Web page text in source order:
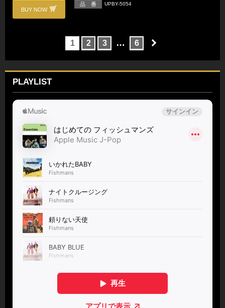
BUY NOW
品 番 UPBY-5054
1 2 3 … 6
PLAYLIST